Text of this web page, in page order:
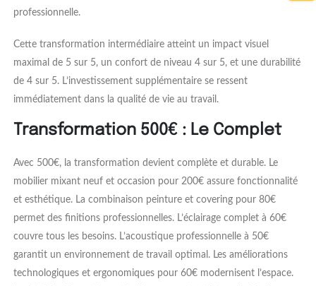
professionnelle.
Cette transformation intermédiaire atteint un impact visuel
maximal de 5 sur 5, un confort de niveau 4 sur 5, et une durabilité
de 4 sur 5. L’investissement supplémentaire se ressent
immédiatement dans la qualité de vie au travail.
Transformation 500€ : Le Complet
Avec 500€, la transformation devient complète et durable. Le
mobilier mixant neuf et occasion pour 200€ assure fonctionnalité
et esthétique. La combinaison peinture et covering pour 80€
permet des finitions professionnelles. L’éclairage complet à 60€
couvre tous les besoins. L’acoustique professionnelle à 50€
garantit un environnement de travail optimal. Les améliorations
technologiques et ergonomiques pour 60€ modernisent l’espace.